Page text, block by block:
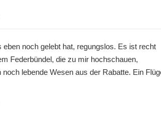
noch gelebt hat, regungslos. Es ist recht
Federbündel, die zu mir hochschauen,
lebende Wesen aus der Rabatte. Ein